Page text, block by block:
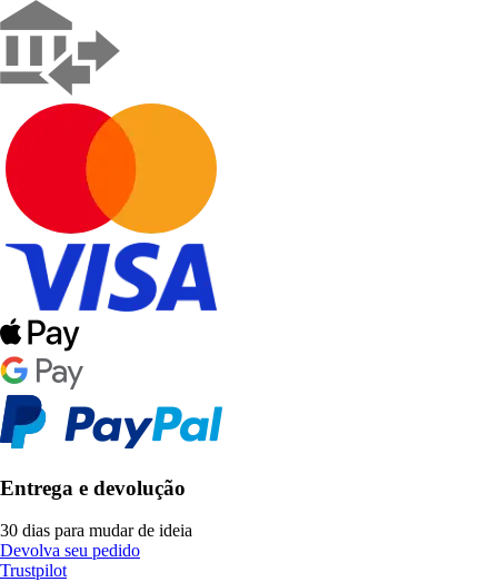
Entrega e devolução
30 dias para mudar de ideia
Devolva seu pedido
Trustpilot